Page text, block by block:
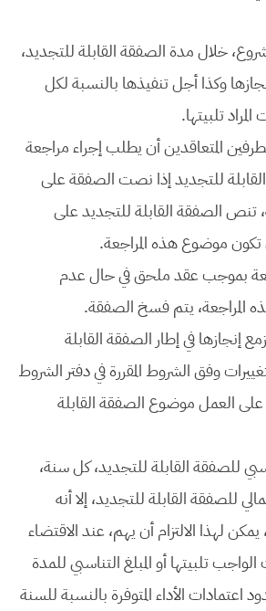
خلال مدة الصفقة القابلة للتجديد،
وكذا أجل تنفيذها بالنسبة لكل
تلبيتها.
المتعاقدين أن يطلب إجراء مراجعة
للتجديد إذا نصت الصفقة على
تنص الصفقة القابلة للتجديد على
موضوع هذه المراجعة.
بموجب عقد ملحق في حال عدم
يتم فسخ الصفقة.
إنجازها في إطار الصفقة القابلة
وفق الشروط المقررة في دفتر الشروط
على العمل موضوع الصفقة القابلة
للصفقة القابلة للتجديد، كل سنة،
للصفقة القابلة للتجديد، إلا أنه
يمكن لهذا الالتزام أن يهم، عند الاقتضاء
الواجب تلبيتها أو المبلغ التناسبي للمدة
اعتمادات الأداء المتوفرة بالنسبة للسنة